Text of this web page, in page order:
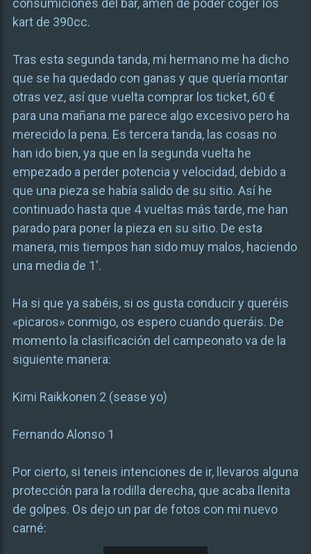
kart de 390cc.
Tras esta segunda tanda, mi hermano me ha dicho
que se ha quedado con ganas y que quería montar
otras vez, así que vuelta comprar los ticket, 60 €
para una mañana me parece algo excesivo pero ha
merecido la pena. Es tercera tanda, las cosas no
han ido bien, ya que en la segunda vuelta he
empezado a perder potencia y velocidad, debido a
que una pieza se había salido de su sitio. Así he
continuado hasta que 4 vueltas más tarde, me han
parado para poner la pieza en su sitio. De esta
manera, mis tiempos han sido muy malos, haciendo
una media de 1′.
Ha si que ya sabéis, si os gusta conducir y queréis
«picaros» conmigo, os espero cuando queráis. De
momento la clasificación del campeonato va de la
siguiente manera:
Kimi Raikkonen 2 (sease yo)
Fernando Alonso 1
Por cierto, si teneis intenciones de ir, llevaros alguna
protección para la rodilla derecha, que acaba llenita
de golpes. Os dejo un par de fotos con mi nuevo
carné: